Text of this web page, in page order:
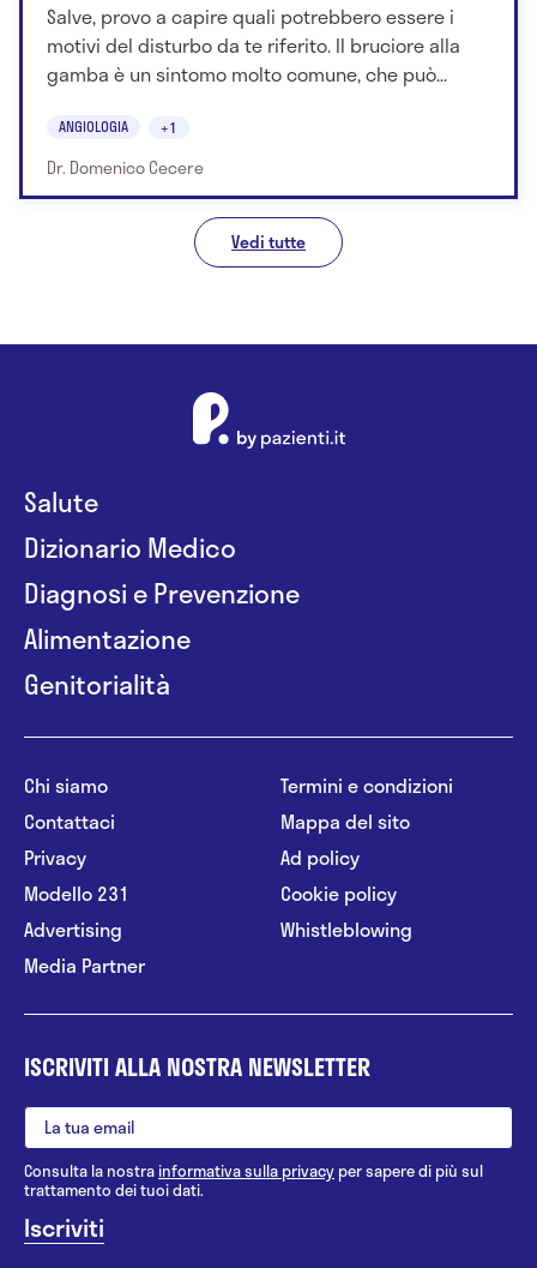
Salve, provo a capire quali potrebbero essere i
motivi del disturbo da te riferito. Il bruciore alla
gamba è un sintomo molto comune, che può...
ANGIOLOGIA +1
Dr. Domenico Cecere
Vedi tutte
Salute
Dizionario Medico
Diagnosi e Prevenzione
Alimentazione
Genitorialità
Chi siamo
Contattaci
Privacy
Modello 231
Advertising
Media Partner
Termini e condizioni
Mappa del sito
Ad policy
Cookie policy
Whistleblowing
ISCRIVITI ALLA NOSTRA NEWSLETTER
Consulta la nostrainformativa sulla privacy per sapere di più sul
trattamento dei tuoi dati.